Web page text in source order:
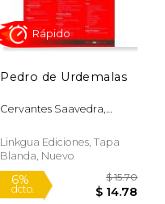
15%
dcto.
Pedro de Urdemalas
Cervantes Saavedra,
Linkgua Ediciones, Tapa
Blanda, Nuevo